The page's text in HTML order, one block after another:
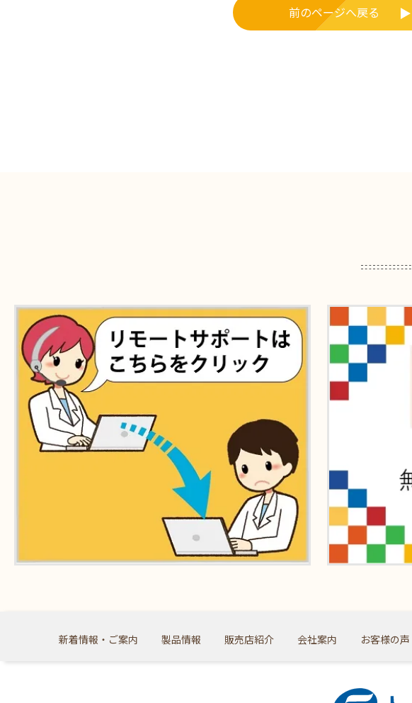
前のページへ戻る
新着情報・ご案内 製品情報 販売店紹介 会社案内 お客様の声